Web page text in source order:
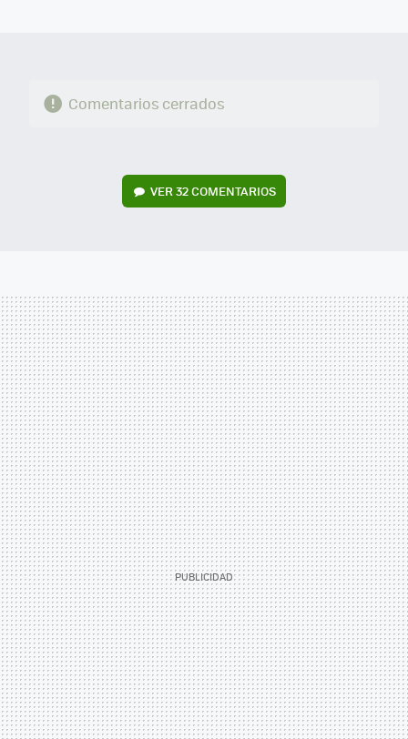
Comentarios cerrados
VER32 COMENTARIOS